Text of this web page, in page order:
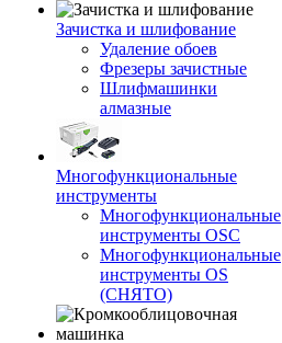
Зачистка и шлифование
Удаление обоев
Фрезеры зачистные
Шлифмашинки
алмазные
Многофункциональные
инструменты
Многофункциональные
инструменты OSC
Многофункциональные
инструменты OS
(СНЯТО)